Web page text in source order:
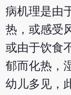
病机理是由
热，或感受
或由于饮食
郁而化热，
幼儿多见，